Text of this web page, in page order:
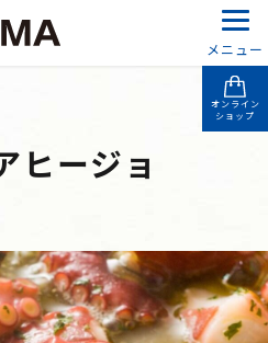
メニュー
オンライン
ショップ
ヒージョ